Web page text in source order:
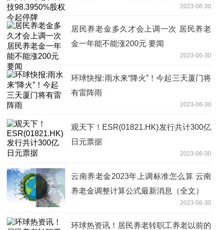
2023-06-30
居民养老金多久才会上调一次 居民养老
金一年能不能涨200元 要闻
2023-06-30
环球快报:雨水来“降火”！今起三天厦门将
有雷阵雨
2023-06-30
观天下！ESR(01821.HK)发行共计300亿
日元票据
2023-06-30
云南养老金2023年上调标准怎么算 云南
养老金调整计算公式最新消息（全文）
2023-06-30
环球热资讯！居民养老转职工养老以前的